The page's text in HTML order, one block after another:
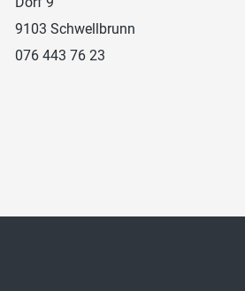
9103 Schwellbrunn
076 443 76 23